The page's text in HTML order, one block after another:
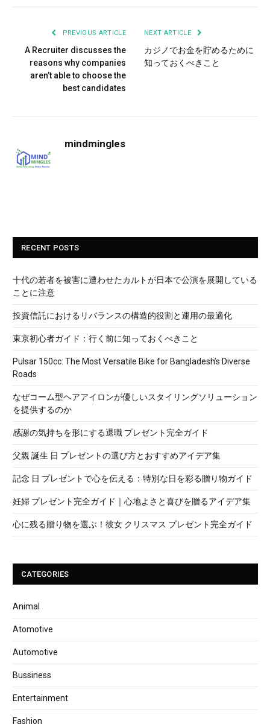
PREVIOUS ARTICLE
A Recruiter discusses the
reasons why companies
aren’t able to choose the
best candidates
NEXT ARTICLE
カジノでお金を貯めるために
知っておくべきこと
mindmingles
RECENT POSTS
十代の若者を被害に遭わせたカルトが日本で公演を展開している
ことに注意
投資信託におけるリバランスの構造的役割と運用の最適化
東京初心者ガイド：行く前に知っておくべきこと
Pulsar 150cc: The Most Versatile Bike for Bangladesh’s Diverse
Roads
なぜコーム型ヘアアイロンが優しいスタイリングソリューション
を提供するのか
感謝の気持ちを形にする退職 プレゼント完全ガイド
父親 誕生 日 プレゼントの選び方とおすすめアイデア集
記念 日 プレゼントで心を伝える：特別な日を彩る贈り物ガイド
妊婦 プレゼント完全ガイド｜心地よさと喜びを贈るアイデア集
心に残る贈り物を選ぶ！彼女 クリスマス プレゼント完全ガイド
CATEGORIES
Animal
Atomotive
Automotive
Bussiness
Entertainment
Fashion